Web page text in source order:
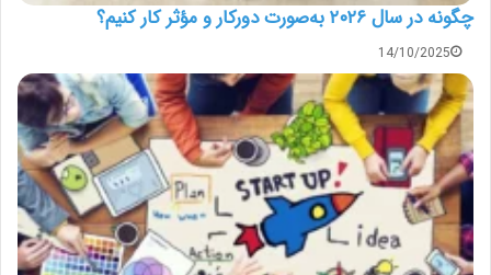
چگونه در سال ۲۰۲۶ به‌صورت دورکار و مؤثر کار کنیم؟
14/10/2025